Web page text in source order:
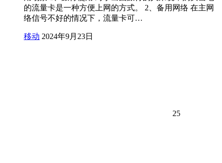
的流量卡是一种方便上网的方式。 2、备用网络 在主网
络信号不好的情况下，流量卡可…
移动 2024年9月23日
25